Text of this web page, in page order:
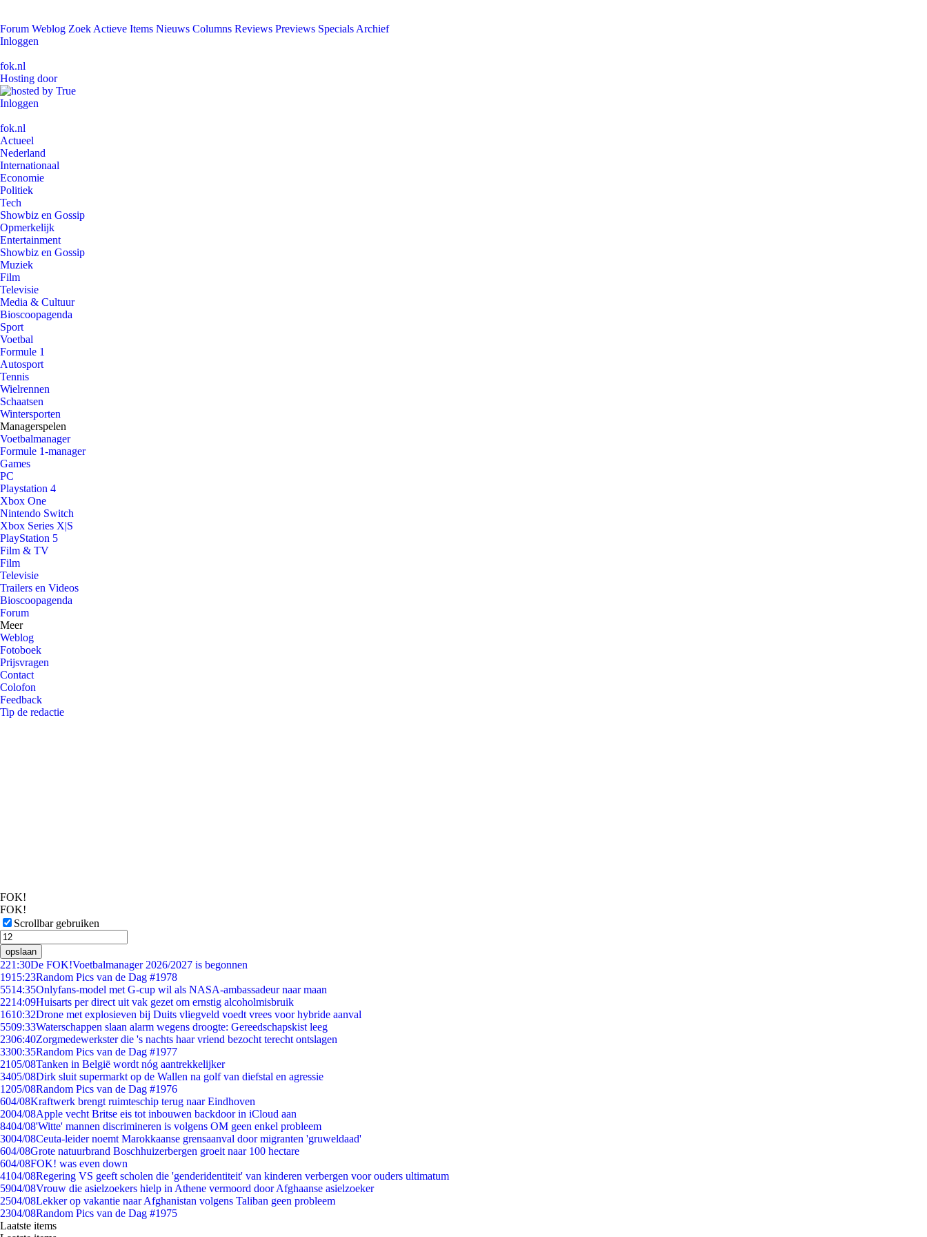
Forum Weblog Zoek Actieve Items Nieuws Columns Reviews Previews Specials Archief
Inloggen
fok.nl
Hosting door
Inloggen
fok.nl
Actueel
Nederland
Internationaal
Economie
Politiek
Tech
Showbiz en Gossip
Opmerkelijk
Entertainment
Showbiz en Gossip
Muziek
Film
Televisie
Media & Cultuur
Bioscoopagenda
Sport
Voetbal
Formule 1
Autosport
Tennis
Wielrennen
Schaatsen
Wintersporten
Managerspelen
Voetbalmanager
Formule 1-manager
Games
PC
Playstation 4
Xbox One
Nintendo Switch
Xbox Series X|S
PlayStation 5
Film & TV
Film
Televisie
Trailers en Videos
Bioscoopagenda
Forum
Meer
Weblog
Fotoboek
Prijsvragen
Contact
Colofon
Feedback
Tip de redactie
FOK!
FOK!
Scrollbar gebruiken
opslaan
221:30De FOK!Voetbalmanager 2026/2027 is begonnen
1915:23Random Pics van de Dag #1978
5514:35Onlyfans-model met G-cup wil als NASA-ambassadeur naar maan
2214:09Huisarts per direct uit vak gezet om ernstig alcoholmisbruik
1610:32Drone met explosieven bij Duits vliegveld voedt vrees voor hybride aanval
5509:33Waterschappen slaan alarm wegens droogte: Gereedschapskist leeg
2306:40Zorgmedewerkster die 's nachts haar vriend bezocht terecht ontslagen
3300:35Random Pics van de Dag #1977
2105/08Tanken in België wordt nóg aantrekkelijker
3405/08Dirk sluit supermarkt op de Wallen na golf van diefstal en agressie
1205/08Random Pics van de Dag #1976
604/08Kraftwerk brengt ruimteschip terug naar Eindhoven
2004/08Apple vecht Britse eis tot inbouwen backdoor in iCloud aan
8404/08'Witte' mannen discrimineren is volgens OM geen enkel probleem
3004/08Ceuta-leider noemt Marokkaanse grensaanval door migranten 'gruweldaad'
604/08Grote natuurbrand Boschhuizerbergen groeit naar 100 hectare
604/08FOK! was even down
4104/08Regering VS geeft scholen die 'genderidentiteit' van kinderen verbergen voor ouders ultimatum
5904/08Vrouw die asielzoekers hielp in Athene vermoord door Afghaanse asielzoeker
2504/08Lekker op vakantie naar Afghanistan volgens Taliban geen probleem
2304/08Random Pics van de Dag #1975
Laatste items